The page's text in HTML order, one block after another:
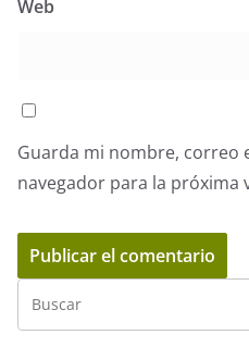
Web
Guarda mi nombre, correo
navegador para la próxima